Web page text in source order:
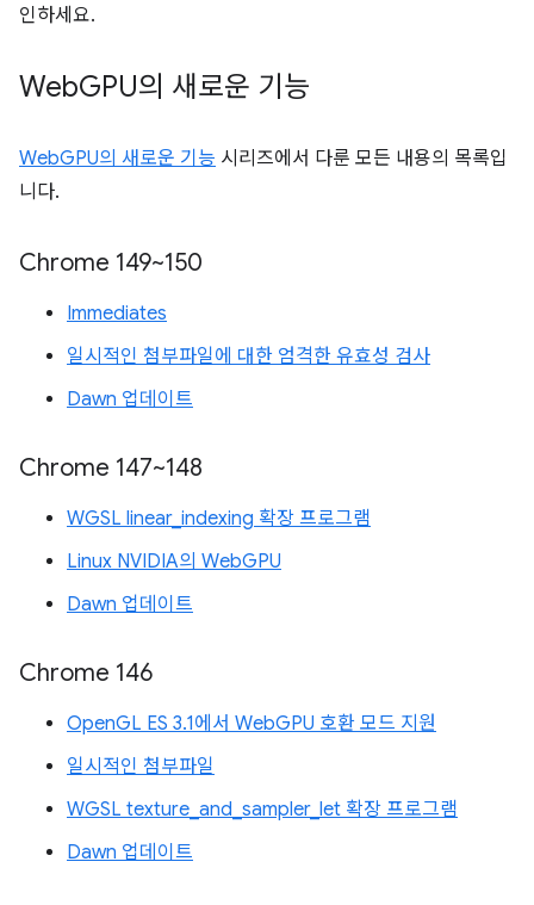
인하세요.
WebGPU의 새로운 기능
WebGPU의 새로운 기능 시리즈에서 다룬 모든 내용의 목록입
니다.
Chrome 149~150
Immediates
일시적인 첨부파일에 대한 엄격한 유효성 검사
Dawn 업데이트
Chrome 147~148
WGSL linear_indexing 확장 프로그램
Linux NVIDIA의 WebGPU
Dawn 업데이트
Chrome 146
OpenGL ES 3.1에서 WebGPU 호환 모드 지원
일시적인 첨부파일
WGSL texture_and_sampler_let 확장 프로그램
Dawn 업데이트